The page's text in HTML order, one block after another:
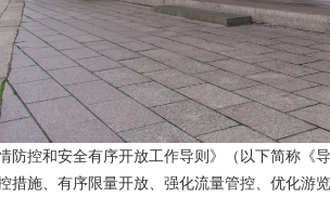
防控和安全有序开放工作导则》（以下简称《
措施、有序限量开放、强化流量管控、优化游